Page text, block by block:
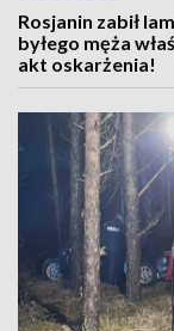
Rosjanin zabił
byłego męża
akt oskarżenia!